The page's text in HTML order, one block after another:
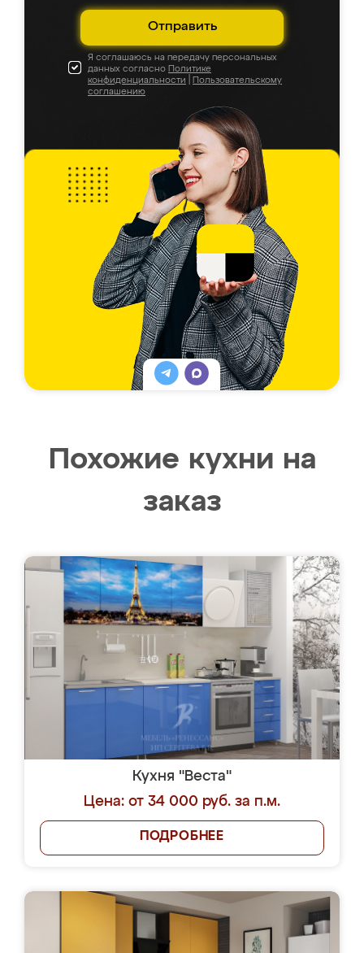
Отправить
Я соглашаюсь на передачу персональных
данных согласно Политике
конфиденциальности
Пользовательскому
соглашению
Похожие кухни на
заказ
Кухня "Веста"
Цена: от 34 000 руб. за п.м.
ПОДРОБНЕЕ